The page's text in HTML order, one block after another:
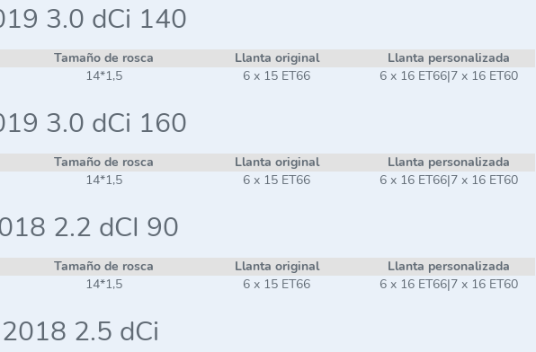
3.0 dCi 140
Tamaño de rosca Llanta original
Llanta personalizada
14*1,5 6 x 15 ET66 6 x 16 ET66|7 x 16 ET60
3.0 dCi 160
Tamaño de rosca Llanta original
Llanta personalizada
14*1,5 6 x 15 ET66 6 x 16 ET66|7 x 16 ET60
2.2 dCI 90
Tamaño de rosca Llanta original
Llanta personalizada
14*1,5 6 x 15 ET66 6 x 16 ET66|7 x 16 ET60
2.5 dCi